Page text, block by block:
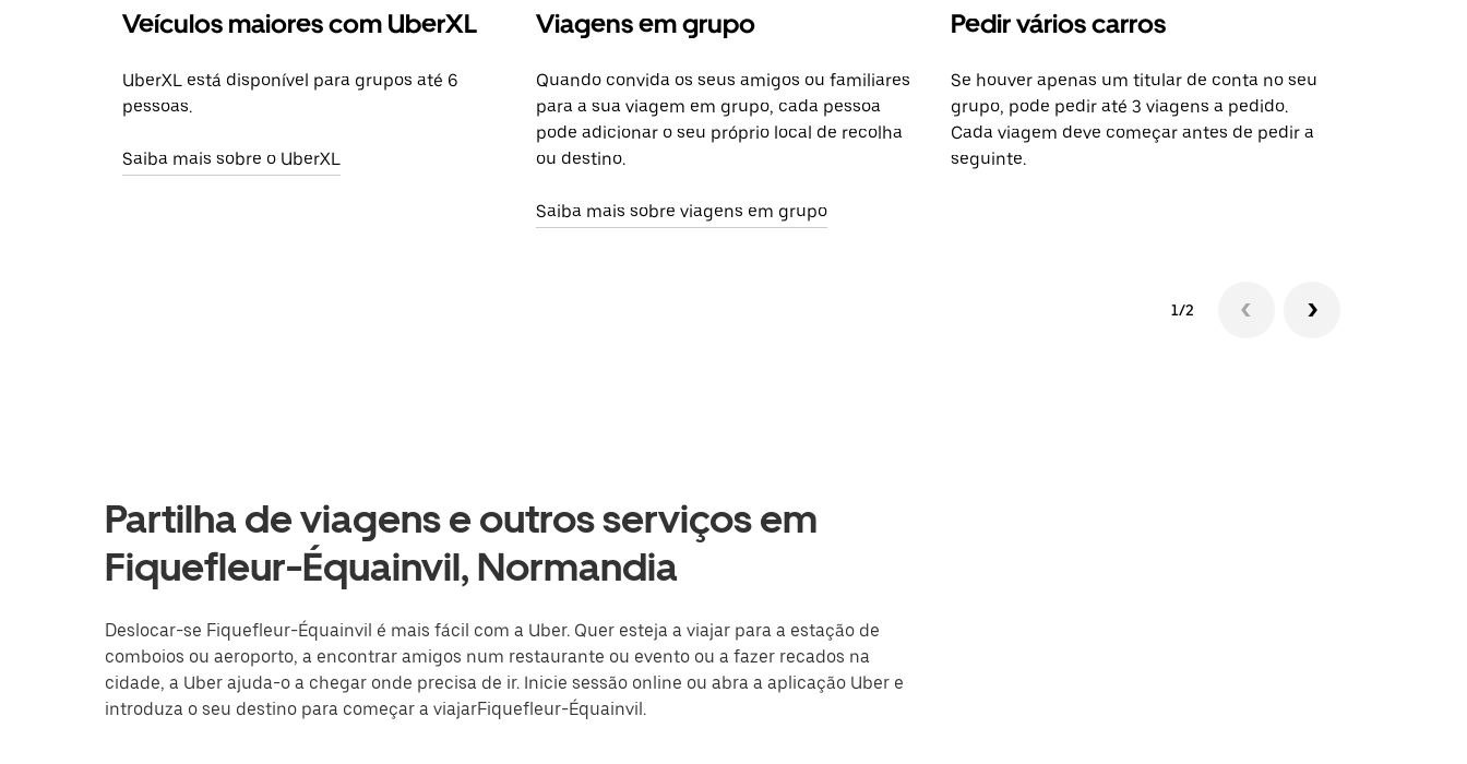
Veículos maiores com UberXL
UberXL está disponível para grupos até 6
pessoas.
Saiba mais sobre o UberXL
Viagens em grupo
Quando convida os seus amigos ou familiares
para a sua viagem em grupo, cada pessoa
pode adicionar o seu próprio local de recolha
ou destino.
Saiba mais sobre viagens em grupo
Pedir vários carros
Se houver apenas um titular de conta no seu
grupo, pode pedir até 3 viagens a pedido.
Cada viagem deve começar antes de pedir a
seguinte.
1/2
Partilha de viagens e outros serviços em
Fiquefleur-Équainvil, Normandia
Deslocar-se Fiquefleur-Équainvil é mais fácil com a Uber. Quer esteja a viajar para a estação de
comboios ou aeroporto, a encontrar amigos num restaurante ou evento ou a fazer recados na
cidade, a Uber ajuda-o a chegar onde precisa de ir. Inicie sessão online ou abra a aplicação Uber e
introduza o seu destino para começar a viajarFiquefleur-Équainvil.